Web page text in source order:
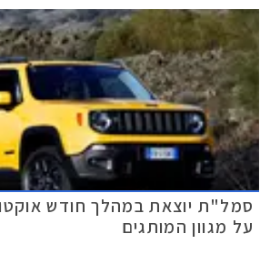
דגמים חדשים מצטיינים ביחס לדגמים ותיקים
מערכות בטיחות חדשות.
סמל"ת יוצאת במהלך חודש
על מגוון המותגים